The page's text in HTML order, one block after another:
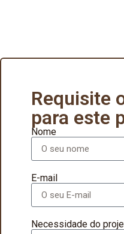
Requisite
para este
Nome
E-mail
Necessidade do